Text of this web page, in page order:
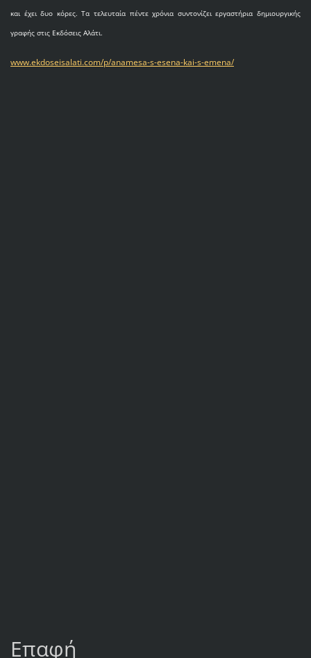
και έχει δυο κόρες. Τα τελευταία πέντε χρόνια συντονίζει εργαστήρια δημιουργικής
γραφής στις Εκδόσεις Αλάτι.
www.ekdoseisalati.com/p/anamesa-s-esena-kai-s-emena/
Επαφή